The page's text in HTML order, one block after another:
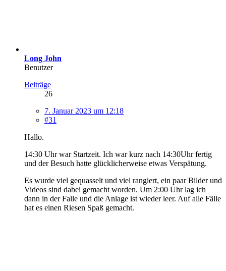
Long John
Benutzer
Beiträge
26
7. Januar 2023 um 12:18
#31
Hallo.
14:30 Uhr war Startzeit. Ich war kurz nach 14:30Uhr fertig
und der Besuch hatte glücklicherweise etwas Verspätung.
Es wurde viel gequasselt und viel rangiert, ein paar Bilder und
Videos sind dabei gemacht worden. Um 2:00 Uhr lag ich
dann in der Falle und die Anlage ist wieder leer. Auf alle Fälle
hat es einen Riesen Spaß gemacht.